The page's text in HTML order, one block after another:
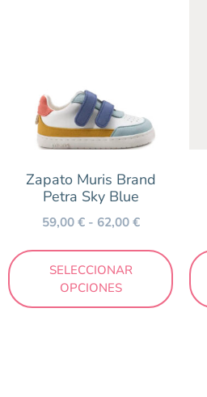
Müris
Otoño/Invierno
Precio
57 €
Zapato Muris Brand
Petra Sky Blue
59,00€ - 62,00€
SELECCIONAR
OPCIONES